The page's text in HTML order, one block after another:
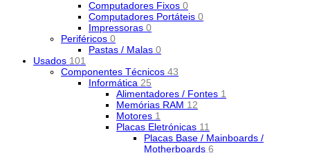
Computadores Fixos 0
Computadores Portáteis 0
Impressoras 0
Periféricos 0
Pastas / Malas 0
Usados 101
Componentes Técnicos 43
Informática 25
Alimentadores / Fontes 1
Memórias RAM 12
Motores 1
Placas Eletrónicas 11
Placas Base / Mainboards /
Motherboards 6